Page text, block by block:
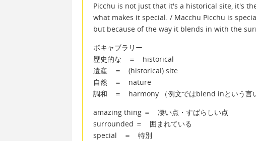
Picchu is not just that it's a historical site, it's
what makes it special. / Macchu Picchu is
but because of the way it blends in with the
ボキャブラリー
歴史的な ＝ historical
遺産 ＝ (historical) site
自然 ＝ nature
調和 ＝ harmony （例文ではblend inという言い
amazing thing ＝ 凄い点・すばらしい点
surrounded ＝ 囲まれている
special ＝ 特別